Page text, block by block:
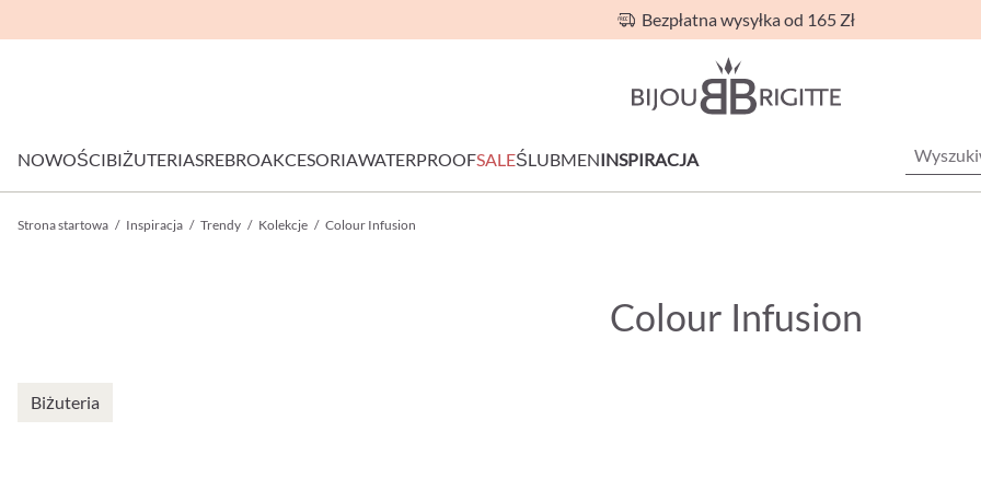
Bezpłatna wysyłka od 165 Zł
NOWOŚCIBIŻUTERIASREBROAKCESORIAWATERPROOFSALEŚLUBMENINSPIRACJA
Strona startowa / Inspiracja / Trendy / Kolekcje / Colour Infusion
Colour Infusion
Biżuteria